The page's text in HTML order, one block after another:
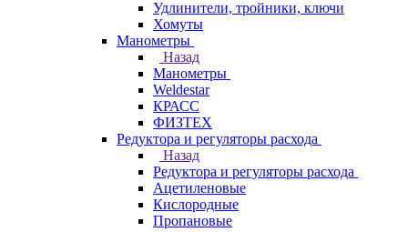
Удлинители, тройники, ключи
Хомуты
Манометры
Назад
Манометры
Weldestar
КРАСС
ФИЗТЕХ
Редуктора и регуляторы расхода
Назад
Редуктора и регуляторы расхода
Ацетиленовые
Кислородные
Пропановые